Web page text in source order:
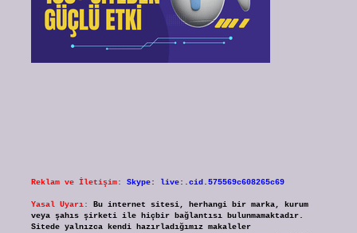
Reklam ve İletişim: Skype: live:.cid.575569c608265c69
Yasal Uyarı:
Bu internet sitesi, herhangi bir marka, kurum
veya şahıs şirketi ile hiçbir bağlantısı bulunmamaktadır.
Sitede yalnızca kendi hazırladığımız makaleler